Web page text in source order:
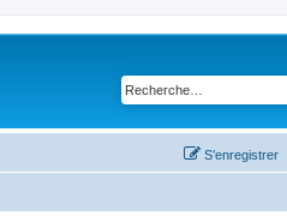
S’enregistrer